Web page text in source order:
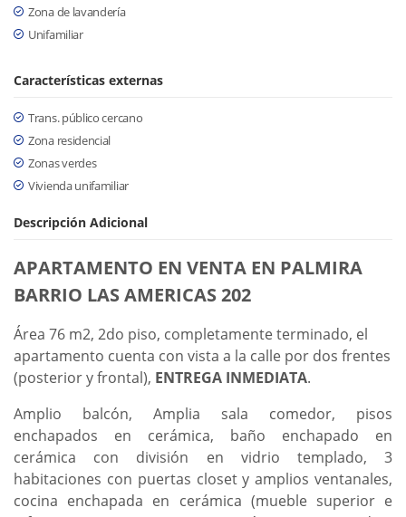
Zona de lavandería
Unifamiliar
Características externas
Trans. público cercano
Zona residencial
Zonas verdes
Vivienda unifamiliar
Descripción Adicional
APARTAMENTO EN VENTA EN PALMIRA
BARRIO LAS AMERICAS 202
Área 76 m2, 2do piso, completamente terminado, el
apartamento cuenta con vista a la calle por dos frentes
(posterior y frontal), ENTREGA INMEDIATA.
Amplio balcón, Amplia sala comedor, pisos
enchapados en cerámica, baño enchapado en
cerámica con división en vidrio templado, 3
habitaciones con puertas closet y amplios ventanales,
cocina enchapada en cerámica (mueble superior e